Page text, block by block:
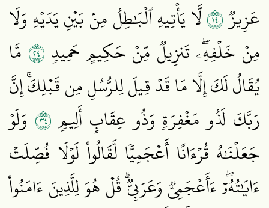
عَزِيزٞ٤١لَّا يَأۡتِيهِ ٱلۡبَٰطِلُ مِنۢ بَيۡنِ يَدَيۡهِ وَلَا
مِنۡ خَلۡفِهِۦۖ تَنزِيلٞ مِّنۡ حَكِيمٍ حَمِيدٖ ٤٢ مَّا
يُقَالُ لَكَ إِلَّا مَا قَدۡ قِيلَ لِلرُّسُلِ مِن قَبۡلِكَۚ إِنَّ
رَبَّكَ لَذُو مَغۡفِرَةٖ وَذُو عِقَابٍ أَلِيمٖ٤٣ وَلَوۡ
جَعَلۡنَٰهُ قُرۡءَانًا أَعۡجَمِيّٗا لَّقَالُواْ لَوۡلَا فُصِّلَتۡ
ءَايَٰتُهُۥٓۖ ءَأَعۡجَمِيّٞ وَعَرَبِيّٞۗ قُلۡ هُوَ لِلَّذِينَ ءَامَنُواْ